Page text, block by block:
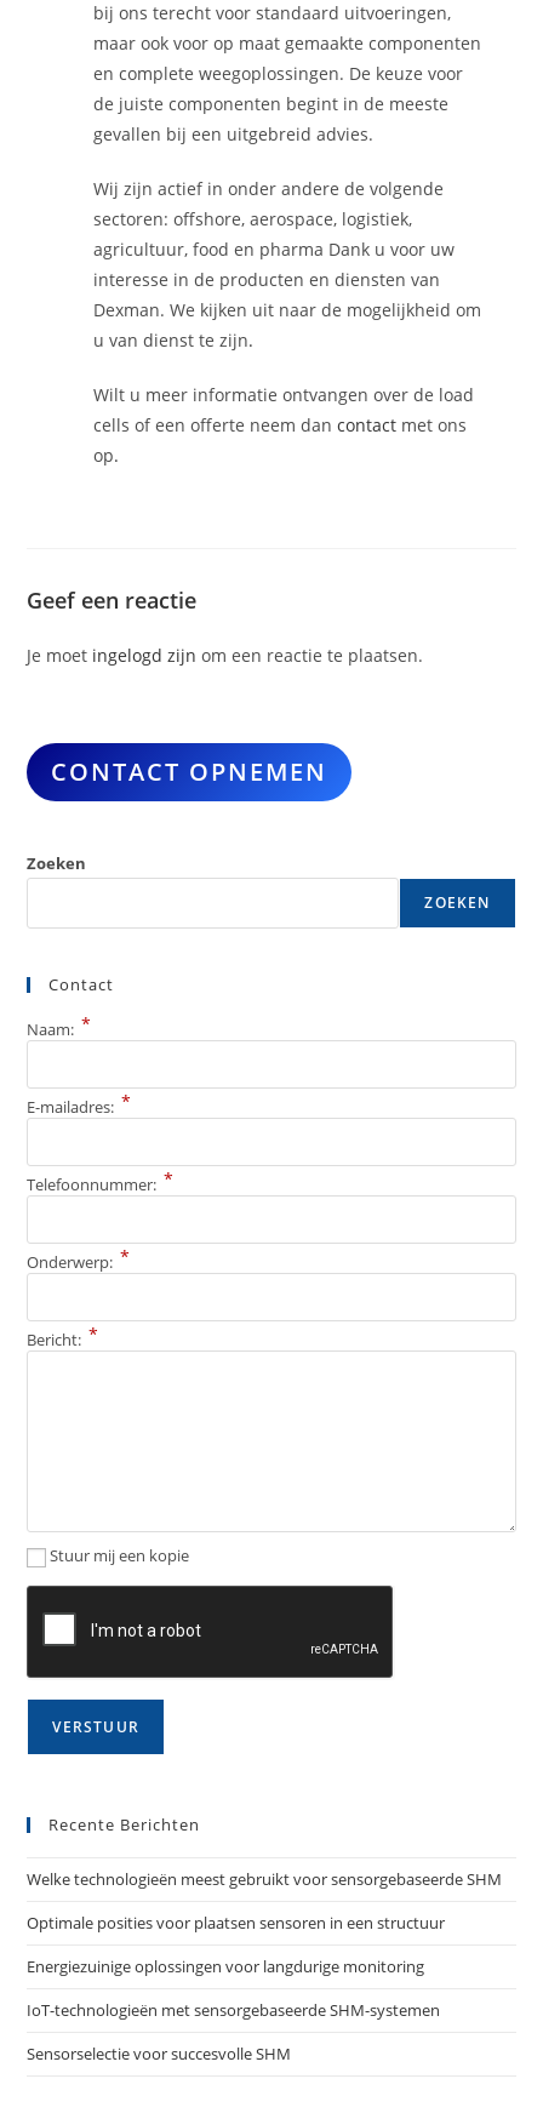
bij ons terecht voor standaard uitvoeringen,
maar ook voor op maat gemaakte componenten
en complete weegoplossingen. De keuze voor
de juiste componenten begint in de meeste
gevallen bij een uitgebreid advies.
Wij zijn actief in onder andere de volgende
sectoren: offshore, aerospace, logistiek,
agricultuur, food en pharma Dank u voor uw
interesse in de producten en diensten van
Dexman. We kijken uit naar de mogelijkheid om
u van dienst te zijn.
Wilt u meer informatie ontvangen over de load
cells of een offerte neem dancontact met ons
op.
Geef een reactie
Je moet ingelogd zijn om een reactie te plaatsen.
CONTACT OPNEMEN
Zoeken
ZOEKEN
Contact
Naam: *
E-mailadres: *
Telefoonnummer: *
Onderwerp: *
Bericht: *
Stuur mij een kopie
Recente Berichten
Welke technologieën meest gebruikt voor sensorgebaseerde SHM
Optimale posities voor plaatsen sensoren in een structuur
Energiezuinige oplossingen voor langdurige monitoring
IoT-technologieën met sensorgebaseerde SHM-systemen
Sensorselectie voor succesvolle SHM